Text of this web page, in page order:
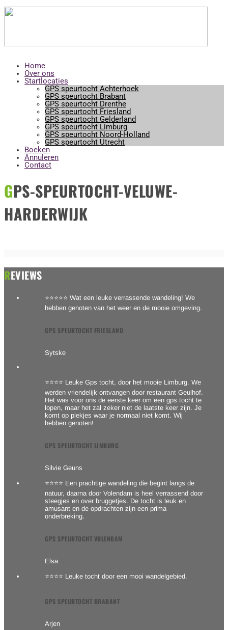
Home
Over ons
Startlocaties
GPS speurtocht Achterhoek
GPS speurtocht Brabant
GPS speurtocht Drenthe
GPS speurtocht Friesland
GPS speurtocht Gelderland
GPS speurtocht Limburg
GPS speurtocht Noord-Holland
GPS speurtocht Utrecht
Boeken
Annuleren
Contact
GPS-SPEURTOCHT-VELUWE-
HARDERWIJK
REVIEWS
⭐⭐⭐⭐⭐ Wat een leuke verrassende wandeling! We
hebben genoten van het weer en de mooie omgeving.
GPS SPEURTOCHT FRIESLAND
Sytske
⭐⭐⭐⭐ Leuke Gps tocht, door het mooie Limburg. We
werden vriendelijk ontvangen door restaurant Geulhof.
Het was voor ons de eerste keer om een gps tocht te
lopen, maar het zal zeker niet de laatste keer zijn. Je
komt op plekjes waar je normaal niet komt. Wij
hebben genoten!
GPS SPEURTOCHT LIMBURG
Silvie Geuns
⭐⭐⭐⭐ Een prachtige wandeling die begint langs de
natuur, daarna door Volendam is heel verrassend door
steegjes en over bruggetjes. De tocht is leuk en
amusant en de opdrachten zijn een prima
onderbreking.
GPS SPEURTOCHT VOLENDAM
Elsa
⭐⭐⭐⭐ Leuke tocht door een mooi wandelgebied.
GPS SPEURTOCHT BRABANT
Arjen